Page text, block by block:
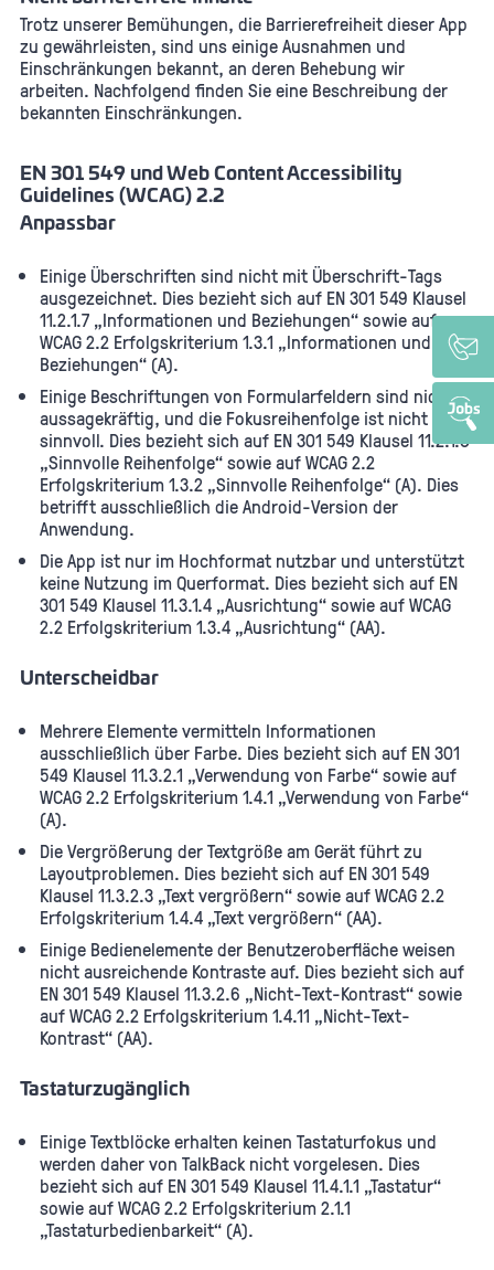
Trotz unserer Bemühungen, die Barrierefreiheit dieser App
zu gewährleisten, sind uns einige Ausnahmen und
Einschränkungen bekannt, an deren Behebung wir
arbeiten. Nachfolgend finden Sie eine Beschreibung der
bekannten Einschränkungen.
EN 301 549 und Web Content Accessibility
Guidelines (WCAG) 2.2
Anpassbar
Einige Überschriften sind nicht mit Überschrift-Tags
ausgezeichnet. Dies bezieht sich auf EN 301 549 Klausel
11.2.1.7 „Informationen und Beziehungen“ sowie auf
WCAG 2.2 Erfolgskriterium 1.3.1 „Informationen und
Beziehungen“ (A).
Einige Beschriftungen von Formularfeldern sind nicht
aussagekräftig, und die Fokusreihenfolge ist nicht
sinnvoll. Dies bezieht sich auf EN 301 549 Klausel 11.2.1.8
„Sinnvolle Reihenfolge“ sowie auf WCAG 2.2
Erfolgskriterium 1.3.2 „Sinnvolle Reihenfolge“ (A). Dies
betrifft ausschließlich die Android-Version der
Anwendung.
Die App ist nur im Hochformat nutzbar und unterstützt
keine Nutzung im Querformat. Dies bezieht sich auf EN
301 549 Klausel 11.3.1.4 „Ausrichtung“ sowie auf WCAG
2.2 Erfolgskriterium 1.3.4 „Ausrichtung“ (AA).
Unterscheidbar
Mehrere Elemente vermitteln Informationen
ausschließlich über Farbe. Dies bezieht sich auf EN 301
549 Klausel 11.3.2.1 „Verwendung von Farbe“ sowie auf
WCAG 2.2 Erfolgskriterium 1.4.1 „Verwendung von Farbe“
(A).
Die Vergrößerung der Textgröße am Gerät führt zu
Layoutproblemen. Dies bezieht sich auf EN 301 549
Klausel 11.3.2.3 „Text vergrößern“ sowie auf WCAG 2.2
Erfolgskriterium 1.4.4 „Text vergrößern“ (AA).
Einige Bedienelemente der Benutzeroberfläche weisen
nicht ausreichende Kontraste auf. Dies bezieht sich auf
EN 301 549 Klausel 11.3.2.6 „Nicht-Text-Kontrast“ sowie
auf WCAG 2.2 Erfolgskriterium 1.4.11 „Nicht-Text-
Kontrast“ (AA).
Tastaturzugänglich
Einige Textblöcke erhalten keinen Tastaturfokus und
werden daher von TalkBack nicht vorgelesen. Dies
bezieht sich auf EN 301 549 Klausel 11.4.1.1 „Tastatur“
sowie auf WCAG 2.2 Erfolgskriterium 2.1.1
„Tastaturbedienbarkeit“ (A).